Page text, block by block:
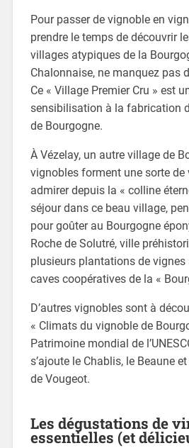
Pour passer de vignoble en
prendre le temps de découvrir
villages atypiques de la
Chalonnaise, ne manquez pas
Ce « Village Premier Cru » est
sensibilisation à la fabrication
de Bourgogne.
À Vézelay, un autre village de
vignobles forment une sorte de
admirer depuis la « colline
séjour dans ce beau village,
pour goûter au Bourgogne
Roche de Solutré, ville
plusieurs plantations de
caves coopératives de la «
D’autres vignobles sont à
« Climats du vignoble de
Patrimoine mondial de
s’ajoute le Chablis, le Beaune
de Vougeot.
Les dégustations de
essentielles (et